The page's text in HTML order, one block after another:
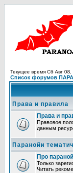
Текущее время Сб Авг
Список форумов
Права и правила
Права и
Правовое
данным
Паранойи
Про
Только
Читать